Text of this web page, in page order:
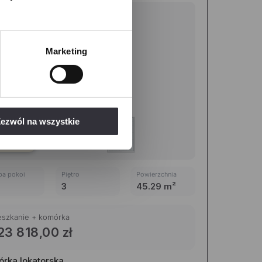
Marketing
na wszystkie
pokoi Piętro
3
Powierzchnia
45.29 m²
+ komórka
818,00 zł
w formacie E164